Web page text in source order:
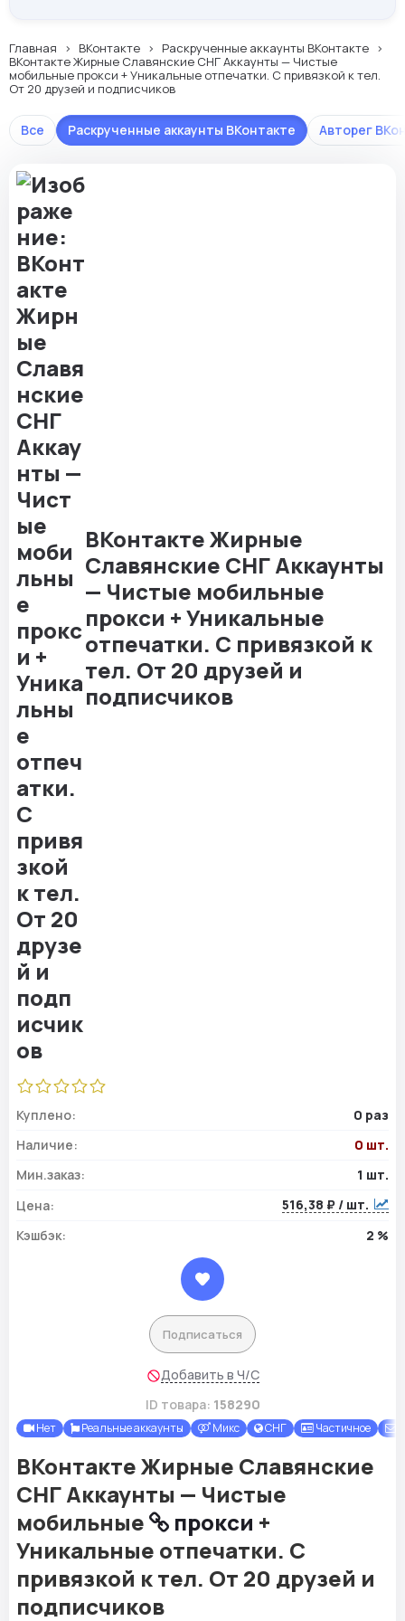
Главная ВКонтакте
Раскрученные аккаунты ВКонтакте
ВКонтакте Жирные Славянские СНГ Аккаунты — Чистые
мобильные прокси + Уникальные отпечатки. С привязкой к тел.
От 20 друзей и подписчиков
Все Авторег
Раскрученные аккаунты ВКонтакте
ВКонтакте Жирные
Славянские СНГ Аккаунты
— Чистые мобильные
прокси + Уникальные
отпечатки. С привязкой к
тел. От 20 друзей и
подписчиков
Куплено:
0 раз
Наличие:
0 шт.
Мин.заказ:
1 шт.
Цена:
516,38 ₽ / шт.
Кэшбэк:
2 %
Подписаться
Добавить в Ч/С
ID товара: 158290
Нет Реальные аккаунты Микс СНГ Частичное
ВКонтакте Жирные Славянские
СНГ Аккаунты — Чистые
мобильные
прокси +
Уникальные отпечатки. С
привязкой к тел. От 20 друзей и
подписчиков